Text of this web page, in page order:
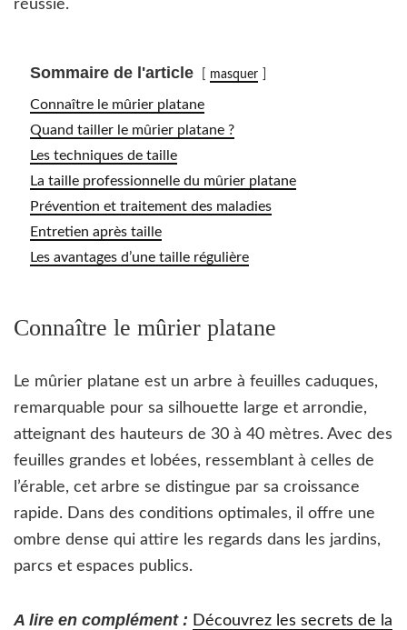
réussie.
Sommaire de l'article masquer
Connaître le mûrier platane
Quand tailler le mûrier platane ?
Les techniques de taille
La taille professionnelle du mûrier platane
Prévention et traitement des maladies
Entretien après taille
Les avantages d’une taille régulière
Connaître le mûrier platane
Le mûrier platane est un arbre à feuilles caduques,
remarquable pour sa silhouette large et arrondie,
atteignant des hauteurs de 30 à 40 mètres. Avec des
feuilles grandes et lobées, ressemblant à celles de
l’érable, cet arbre se distingue par sa croissance
rapide. Dans des conditions optimales, il offre une
ombre dense qui attire les regards dans les jardins,
parcs et espaces publics.
A lire en complément : Découvrez les secrets de la